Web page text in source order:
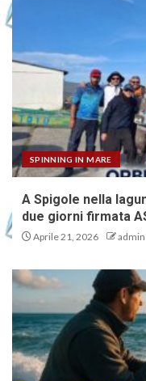
SPINNING IN MARE
A Spigole nella
due giorni firmata
Aprile 21, 2026 admin